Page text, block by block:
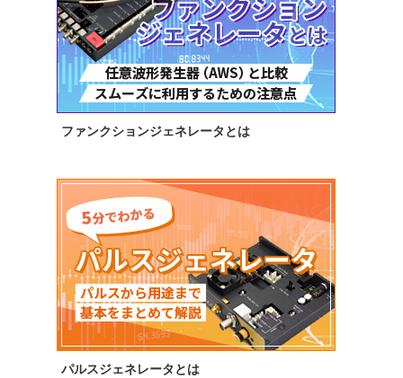
ファンクションジェネレータとは
パルスジェネレータとは